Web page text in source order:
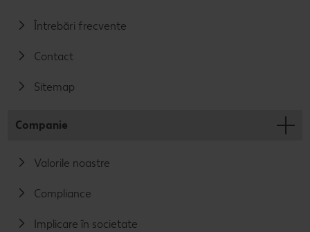
Întrebări frecvente
Contact
Sitemap
Companie
Valorile noastre
Compliance
Implicare în societate